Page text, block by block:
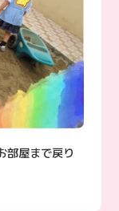
部屋まで戻り